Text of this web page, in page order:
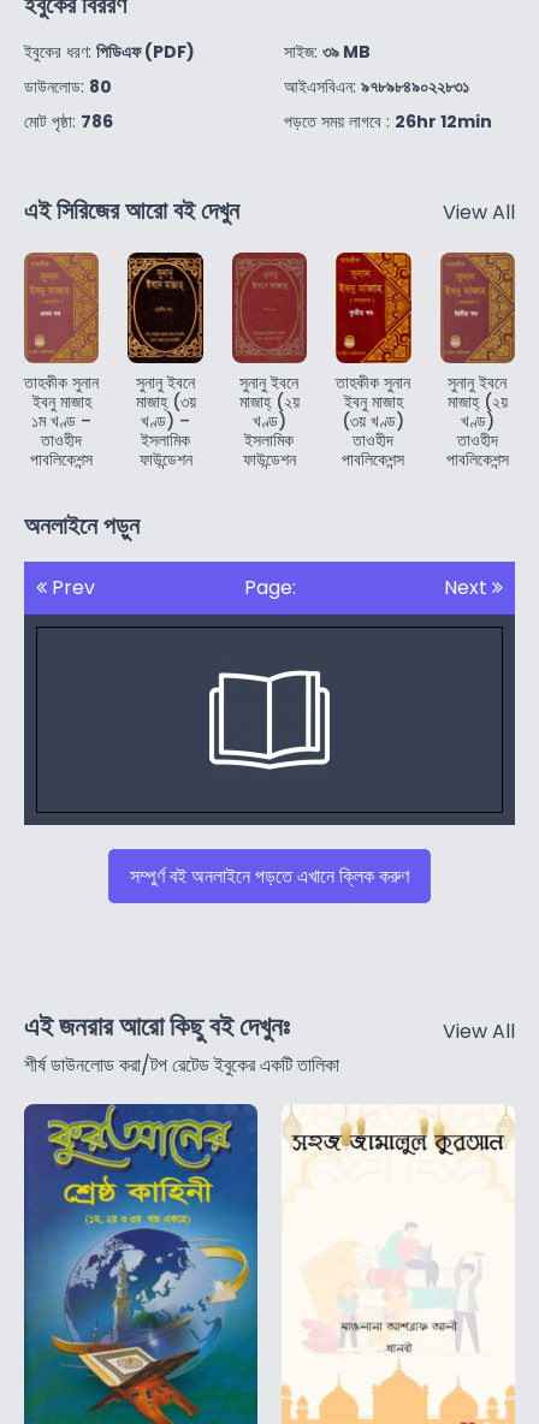
ইবুকের ধরণ: পিডিএফ (PDF)
ডাউনলোড: 80
মোট পৃষ্ঠা: 786
সাইজ: ৩৯ MB
আইএসবিএন: ৯৭৮৯৮৪৯০২২৮৩১
পড়তে সময় লাগবে : 26hr 12min
এই সিরিজের আরো বই দেখুন View All
তাহকীক সুনান
ইবনু মাজাহ
১ম খণ্ড –
তাওহীদ
পাবলিকেশন্স
সুনানু ইবনে
মাজাহ্ (৩য়
খণ্ড) –
ইসলামিক
ফাউন্ডেশন
সুনানু ইবনে
মাজাহ্ (২য়
খণ্ড)
ইসলামিক
ফাউন্ডেশন
তাহকীক সুনান
ইবনু মাজাহ
(৩য় খণ্ড)
তাওহীদ
পাবলিকেশন্স
সুনানু ইবনে
মাজাহ্ (২য়
খণ্ড)
তাওহীদ
পাবলিকেশন্স
অনলাইনে পড়ুন
Prev Page: Next
সম্পুর্ণ বই অনলাইনে পড়তে এখানে ক্লিক করুণ
এই জনরার আরো কিছু বই দেখুনঃ
শীর্ষ ডাউনলোড করা/টপ রেটেড ইবুকের একটি তালিকা
View All